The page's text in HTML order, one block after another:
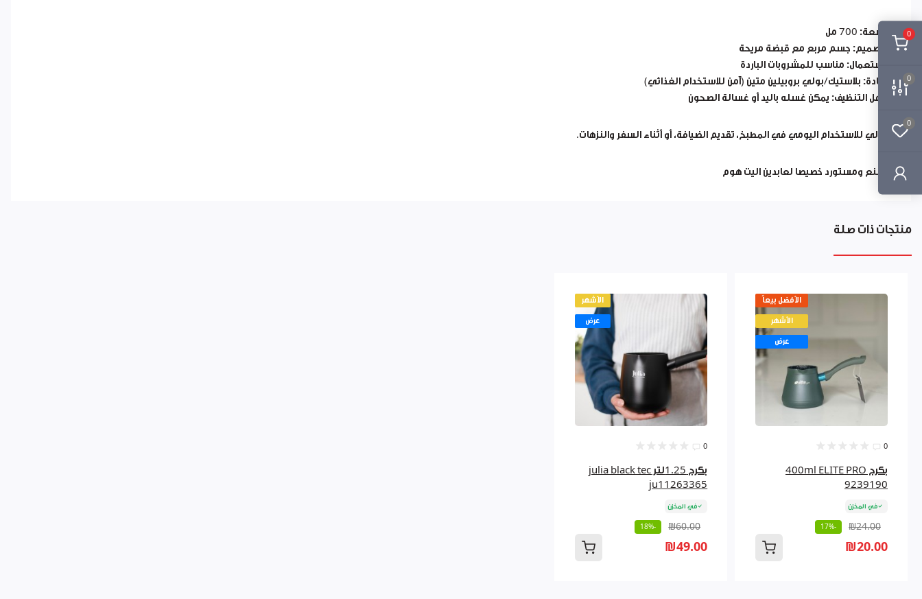
0
0
0
السعة:
التصميم: جسم مربع مع قبضة مريحة
الاستعمال: مناسب للمشروبات الباردة
المادة: بلاستيك/بولي بروبيلين متين (آمن للاستخدام الغذائي)
سهل التنظيف: يمكن غسله باليد أو غسالة الصحون
مثالي للاستخدام اليومي في المطبخ، تقديم الضيافة، أو أثناء السفر والنزهات.
مصنع ومستورد خصيصا لعابدين اليت هوم
منتجات ذات صلة
الأفضل بيعاً
الأشهر
عرض
0
بكرج 400ml ELITE PRO
9239190
في المخزن
₪24.00
-17%
₪20.00
الأشهر
عرض
0
بكرج 1.25لتر julia black tec
ju11263365
في المخزن
₪60.00
-18%
₪49.00